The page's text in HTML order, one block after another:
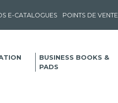
E-CATALOGUES POINTS DE VENTE
BUSINESS BOOKS &
PADS